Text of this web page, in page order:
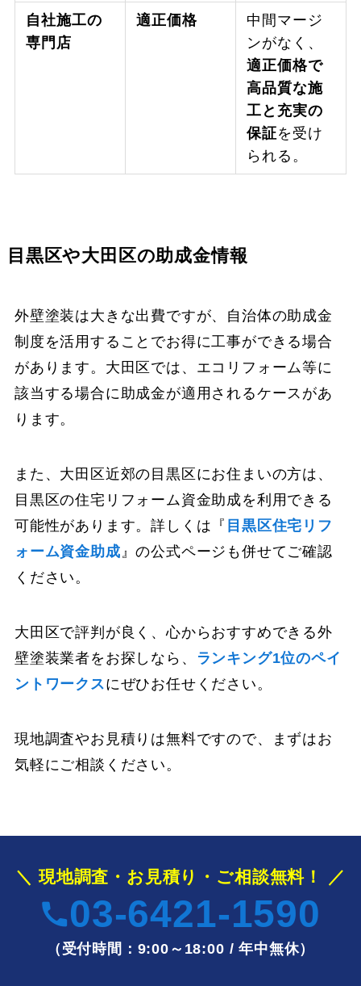
自社施工の
専門店
適正価格
中間マージ
ンがなく、
適正価格で
高品質な施
工と充実の
保証を受け
られる。
目黒区や大田区の助成金情報
外壁塗装は大きな出費ですが、自治体の助成金
制度を活用することでお得に工事ができる場合
があります。大田区では、エコリフォーム等に
該当する場合に助成金が適用されるケースがあ
ります。
また、大田区近郊の目黒区にお住まいの方は、
目黒区の住宅リフォーム資金助成を利用できる
可能性があります。詳しくは『 目黒区住宅リフ
ォーム資金助成』の公式ページも併せてご確認
ください。
大田区で評判が良く、心からおすすめできる外
壁塗装業者をお探しなら、
ランキング1位のペイ
ントワークスにぜひお任せください。
現地調査やお見積りは無料ですので、まずはお
気軽にご相談ください。
＼ 現地調査・お見積り・ご相談無料！ ／
03-6421-1590
（受付時間：9:00～18:00 / 年中無休）